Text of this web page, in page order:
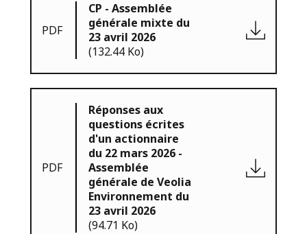
PDF
CP - Assemblée
générale mixte du
23 avril 2026
(132.44 Ko)
PDF
Réponses aux
questions écrites
d'un actionnaire
du 22 mars 2026 -
Assemblée
générale de Veolia
Environnement du
23 avril 2026
(94.71 Ko)